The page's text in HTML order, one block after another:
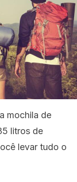
mochila de
litros de
levar tudo o